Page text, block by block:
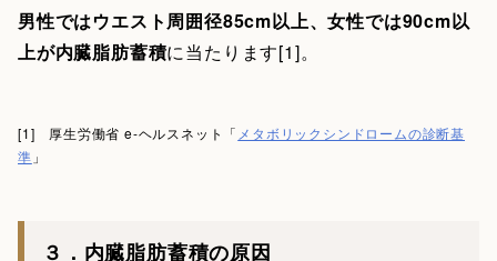
男性ではウエスト周囲径85cm以上、女性では90cm以
上が内臓脂肪蓄積に当たります[1]。
[1] 厚生労働省 e-ヘルスネット「 メタボリックシンドロームの診断基
準 」
３．内臓脂肪蓄積の原因